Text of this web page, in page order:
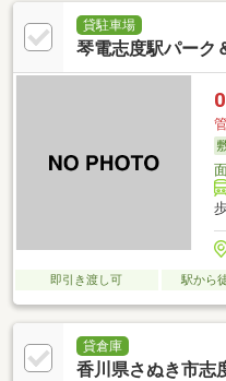
貸駐車場
琴電志度駅パーク
即引き渡し可 駅から
貸倉庫
香川県さぬき市志